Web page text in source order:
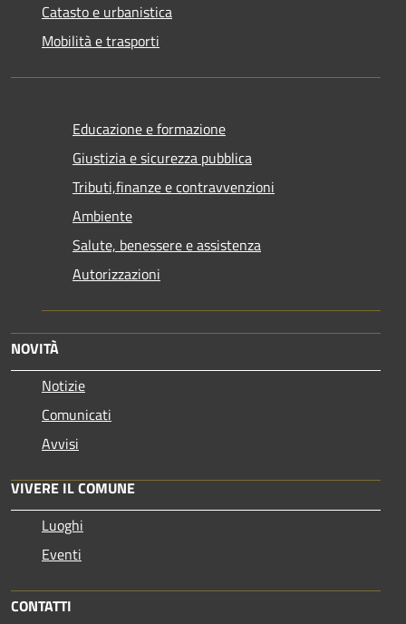
Catasto e urbanistica
Mobilità e trasporti
Educazione e formazione
Giustizia e sicurezza pubblica
Tributi,finanze e contravvenzioni
Ambiente
Salute, benessere e assistenza
Autorizzazioni
NOVITÀ
Notizie
Comunicati
Avvisi
VIVERE IL COMUNE
Luoghi
Eventi
CONTATTI